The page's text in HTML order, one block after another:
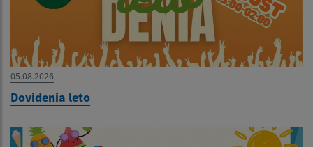
05.08.2026
Dovidenia leto